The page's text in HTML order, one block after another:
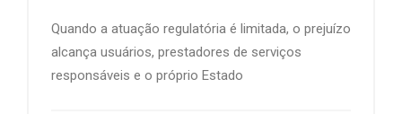
Quando a atuação regulatória é limitada, o prejuízo
alcança usuários, prestadores de serviços
responsáveis e o próprio Estado